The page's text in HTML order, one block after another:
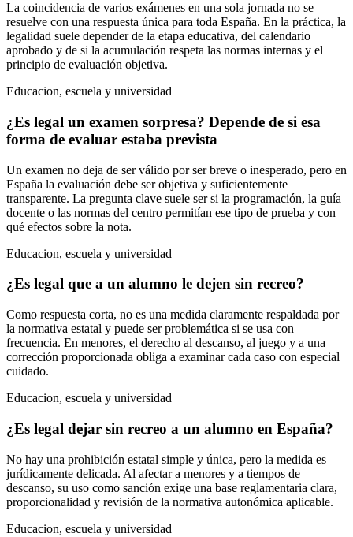
La coincidencia de varios exámenes en una sola jornada no se
resuelve con una respuesta única para toda España. En la práctica, la
legalidad suele depender de la etapa educativa, del calendario
aprobado y de si la acumulación respeta las normas internas y el
principio de evaluación objetiva.
Educacion, escuela y universidad
¿Es legal un examen sorpresa? Depende de si esa
forma de evaluar estaba prevista
Un examen no deja de ser válido por ser breve o inesperado, pero en
España la evaluación debe ser objetiva y suficientemente
transparente. La pregunta clave suele ser si la programación, la guía
docente o las normas del centro permitían ese tipo de prueba y con
qué efectos sobre la nota.
Educacion, escuela y universidad
¿Es legal que a un alumno le dejen sin recreo?
Como respuesta corta, no es una medida claramente respaldada por
la normativa estatal y puede ser problemática si se usa con
frecuencia. En menores, el derecho al descanso, al juego y a una
corrección proporcionada obliga a examinar cada caso con especial
cuidado.
Educacion, escuela y universidad
¿Es legal dejar sin recreo a un alumno en España?
No hay una prohibición estatal simple y única, pero la medida es
jurídicamente delicada. Al afectar a menores y a tiempos de
descanso, su uso como sanción exige una base reglamentaria clara,
proporcionalidad y revisión de la normativa autonómica aplicable.
Educacion, escuela y universidad